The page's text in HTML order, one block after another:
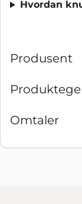
Hvordan
Produsent
Omtaler